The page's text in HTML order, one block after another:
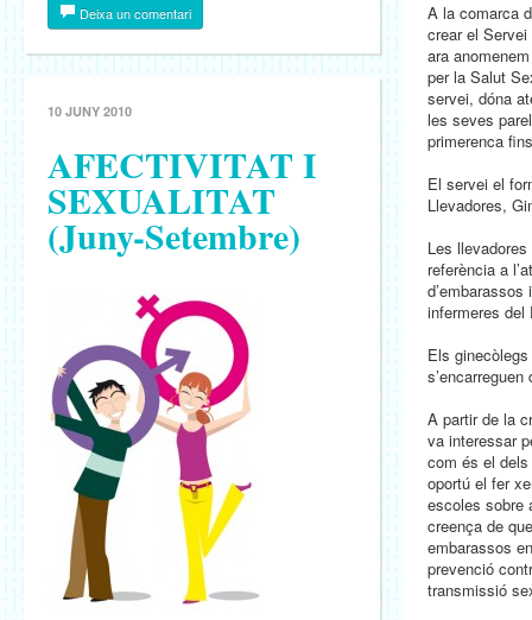
Deixa un comentari
10 JUNY 2010
AFECTIVITAT I
SEXUALITAT
(Juny-Setembre)
A la comarca
crear el Servei
ara
per la Salut
servei, dóna
les seves
primerenca
El servei el
Llevadores,
Les
referència a
infermeres del
Els
A partir de la
va interessar
com és el
oportú el fer
escoles sobre
creença de
embarassos
prevenció
transmissió